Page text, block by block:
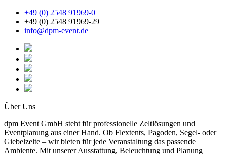
+49 (0) 2548 91969-0
+49 (0) 2548 91969-29
info@dpm-event.de
Über Uns
dpm Event GmbH steht für professionelle Zeltlösungen und
Eventplanung aus einer Hand. Ob Flextents, Pagoden, Segel- oder
Giebelzelte – wir bieten für jede Veranstaltung das passende
Ambiente. Mit unserer Ausstattung, Beleuchtung und Planung